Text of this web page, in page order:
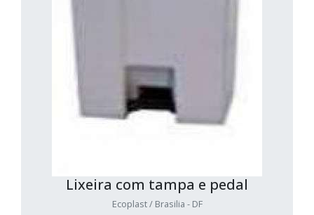
Lixeira com tampa e pedal
Ecoplast / Brasilia - DF